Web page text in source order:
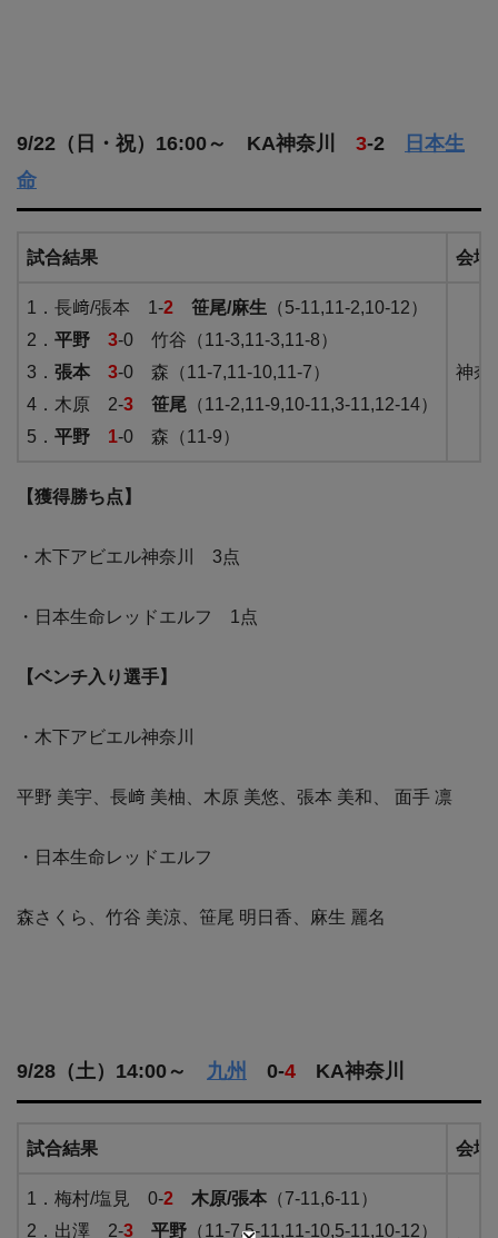
9/22（日・祝）16:00～ KA神奈川 3-2
日本生
命
試合結果 会場
1．長﨑/張本 1-2 笹尾/麻生 （5-11,11-2,10-12）
2． 平野 3-0 竹谷（11-3,11-3,11-8）
3． 張本 3-0 森（11-7,11-10,11-7）
4．木原 2-3 笹尾 （11-2,11-9,10-11,3-11,12-14）
5． 平野 1-0 森（11-9）
神奈
【獲得勝ち点】
・木下アビエル神奈川 3点
・日本生命レッドエルフ 1点
【ベンチ入り選手】
・木下アビエル神奈川
平野 美宇、長﨑 美柚、木原 美悠、張本 美和、 面手 凛
・日本生命レッドエルフ
森さくら、竹谷 美涼、笹尾 明日香、麻生 麗名
9/28（土）14:00～ 九州 0-4 KA神奈川
試合結果 会場
1．梅村/塩見 0-2 木原/張本 （7-11,6-11）
2．出澤 2-3 平野 （11-7,5-11,11-10,5-11,10-12）